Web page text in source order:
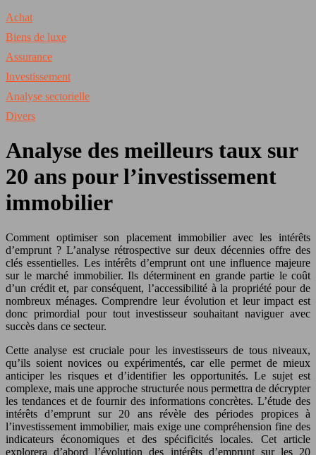
Achat
Biens de luxe
Assurance
Investissement
Analyse sectorielle
Divers
Analyse des meilleurs taux sur
20 ans pour l’investissement
immobilier
Comment optimiser son placement immobilier avec les intérêts
d’emprunt ? L’analyse rétrospective sur deux décennies offre des
clés essentielles. Les intérêts d’emprunt ont une influence majeure
sur le marché immobilier. Ils déterminent en grande partie le coût
d’un crédit et, par conséquent, l’accessibilité à la propriété pour de
nombreux ménages. Comprendre leur évolution et leur impact est
donc primordial pour tout investisseur souhaitant naviguer avec
succès dans ce secteur.
Cette analyse est cruciale pour les investisseurs de tous niveaux,
qu’ils soient novices ou expérimentés, car elle permet de mieux
anticiper les risques et d’identifier les opportunités. Le sujet est
complexe, mais une approche structurée nous permettra de décrypter
les tendances et de fournir des informations concrètes. L’étude des
intérêts d’emprunt sur 20 ans révèle des périodes propices à
l’investissement immobilier, mais exige une compréhension fine des
indicateurs économiques et des spécificités locales. Cet article
explorera d’abord l’évolution des intérêts d’emprunt sur les 20